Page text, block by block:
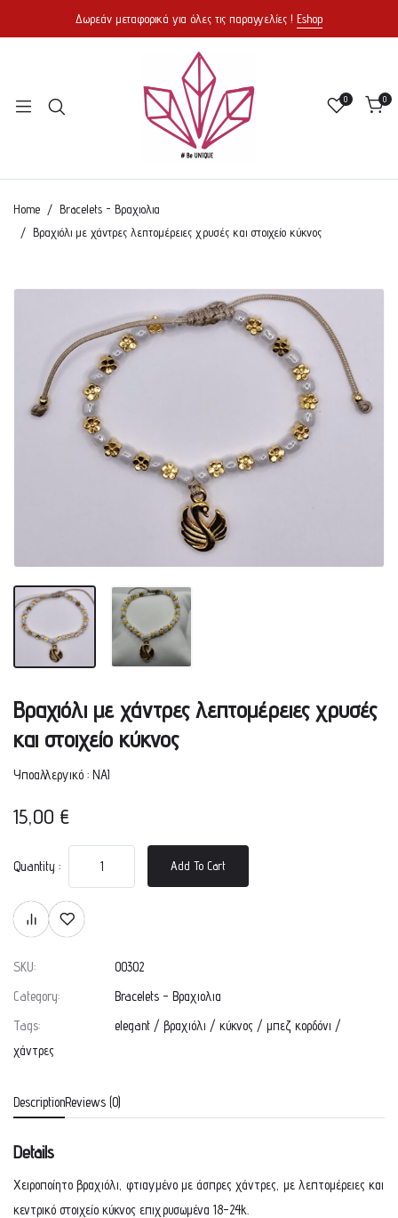
Δωρεάν μεταφορικά για όλες τις παραγγελίες ! Eshop
0 0
Home
Bracelets - Βραχιολια
Βραχιόλι με χάντρες λεπτομέρειες χρυσές και στοιχείο κύκνος
Βραχιόλι με χάντρες λεπτομέρειες χρυσές
και στοιχείο κύκνος
Υποαλλεργικό : ΝΑΙ
15,00 €
Quantity : Add To Cart
SKU:
00302
Category:
Bracelets - Βραχιολια
Tags:
elegant / βραχιόλι / κύκνος / μπεζ κορδόνι /
χάντρες
DescriptionReviews (0)
Details
Χειροποίητο βραχιόλι, φτιαγμένο με άσπρες χάντρες, με λεπτομέρειες και
κεντρικό στοιχείο κύκνος επιχρυσωμένα 18-24k.